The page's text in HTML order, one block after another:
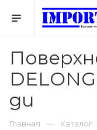
gu
Главная — Каталог